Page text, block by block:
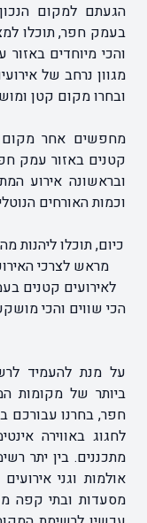
הגעתם למקום
בעמק חפר, תוכלו
והכי מיוחדים
ובחרו מקום קטן
מחפשים אחר מקום
קטנים באזור עמק
ובראשונה אירוע
וכמות האורחים
כיום, תוכלו ליהנות
מראש לצרכי
לאירועים קטנים
על מנת להעמיד
ביותר של מקומות
חפר, בחרנו עבורכם
לחגוג באווירה
מתכננים. בין יתר
אולמות וגני
מסעדות ובתי קפה